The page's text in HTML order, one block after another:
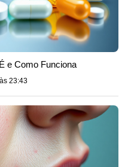
e Como Funciona
23:43